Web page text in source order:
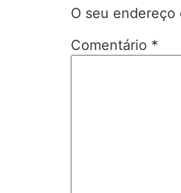
O seu
Comentário *